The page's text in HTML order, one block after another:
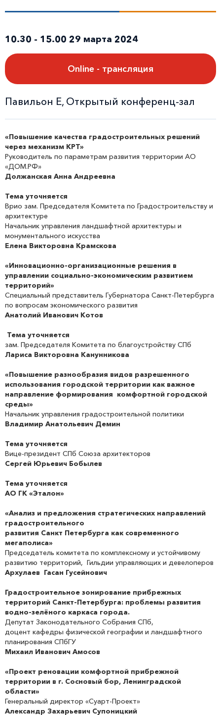
10.30 - 15.00 29 марта 2024
Online - трансляция
Павильон Е, Открытый конференц-зал
«Повышение качества градостроительных решений
через механизм КРТ»
Руководитель по параметрам развития территории АО
«ДОМ.РФ»
Должанская Анна Андреевна
Тема уточняется
Врио зам. Председателя Комитета по Градостроительству и
архитектуре
Начальник управления ландшафтной архитектуры и
монументального искусства
Елена Викторовна Крамскова
«Инновационно-организационные решения в
управлении социально-экономическим развитием
территорий»
Специальный представитель Губернатора Санкт-Петербурга
по вопросам экономического развития
Анатолий Иванович Котов
Тема уточняется
зам. Председателя Комитета по благоустройству СПб
Лариса Викторовна Канунникова
«Повышение разнообразия видов разрешенного
использования городской территории как важное
направление формирования комфортной городской
среды»
Начальник управления градостроительной политики
Владимир Анатольевич Демин
Тема уточняется
Вице-президент СПб Союза архитекторов
Сергей Юрьевич Бобылев
Тема уточняется
АО ГК «Эталон»
«Анализ и предложения стратегических направлений
градостроительного
развития Санкт Петербурга как современного
мегаполиса»
Председатель комитета по комплексному и устойчивому
развитию территорий, Гильдии управляющих и девелоперов
Архулаев Гасан Гусейнович
Градостроительное зонирование прибрежных
территорий Санкт-Петербурга: проблемы развития
водно-зелёного каркаса города.
Депутат Законодательного Собрания СПб,
доцент кафедры физической географии и ландшафтного
планирования СПбГУ
Михаил Иванович Амосов
«Проект реновации комфортной прибрежной
территории в г. Сосновый бор, Ленинградской
области»
Генеральный директор «Суарт-Проект»
Александр Захарьевич Супоницкий